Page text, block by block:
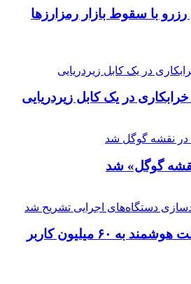
با سقوط بازار رمزارزها
در یک کابل‌ زیردریایی
گوگل» شد
پنجره ملی خدمات دولت هوشمند به ۶۰ میلیون کاربر